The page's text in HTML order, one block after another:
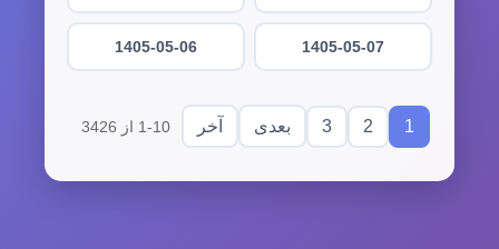
1405-05-07
1405-05-06
1
2
3 بعدی آخر 1-10 از 3426